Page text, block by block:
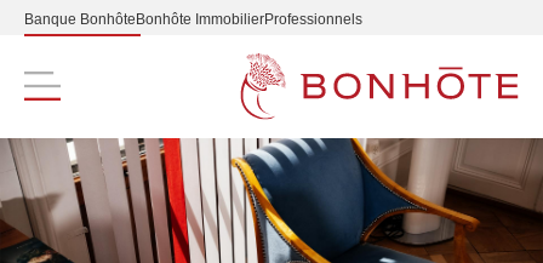
Banque Bonhôte Bonhôte ImmobilierProfessionnels
Navigation principale